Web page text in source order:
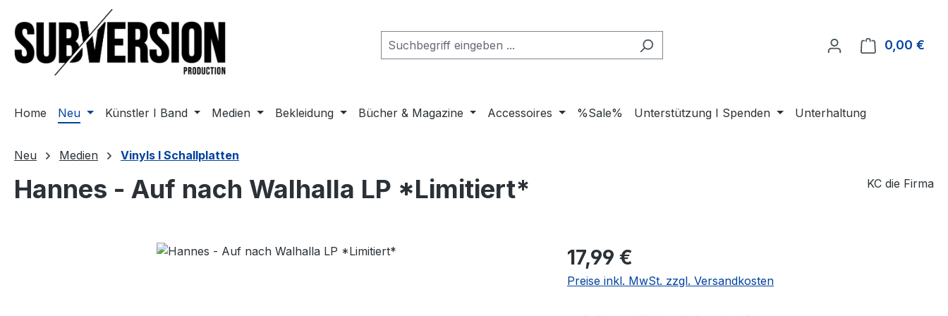
Hauptinhalt springen
Zur Suche springen
Zur Hauptnavigation springen
0,00 €
Home Neu Künstler I Band Medien Bekleidung Bücher & Magazine Accessoires %Sale% Unterstützung I Spenden Unterhaltung
Neu Medien Vinyls I Schallplatten
Hannes - Auf nach Walhalla LP *Limitiert* KC die Firma
Regulärer Preis:
17,99 €
Preise inkl. MwSt. zzgl. Versandkosten